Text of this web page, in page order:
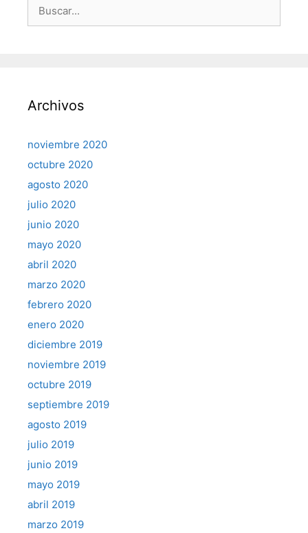
Archivos
noviembre 2020
octubre 2020
agosto 2020
julio 2020
junio 2020
mayo 2020
abril 2020
marzo 2020
febrero 2020
enero 2020
diciembre 2019
noviembre 2019
octubre 2019
septiembre 2019
agosto 2019
julio 2019
junio 2019
mayo 2019
abril 2019
marzo 2019